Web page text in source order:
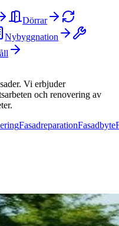
Dörrar
Nybyggnation
Vi erbjuder
och renovering av
FasadreparationFasadbyte